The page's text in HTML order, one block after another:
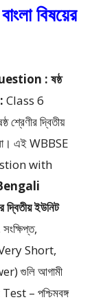
বিষয়ের
: ষষ্ঠ
Class 6
দ্বিতীয়
এই WBBSE
with
ইউনিট
Very Short,
গুলি আগামী
– পশ্চিমবঙ্গ